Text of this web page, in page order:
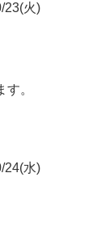
23(火)
。
24(水)